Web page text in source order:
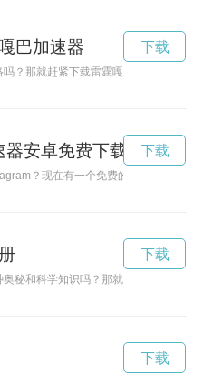
巴加速器
？那就赶紧下载雷霆嘎巴加速器破解
下载
安卓免费下载
？现在有一个免费的加速器应用可
下载
秘和科学知识吗？那就赶快来到星星
下载
下载